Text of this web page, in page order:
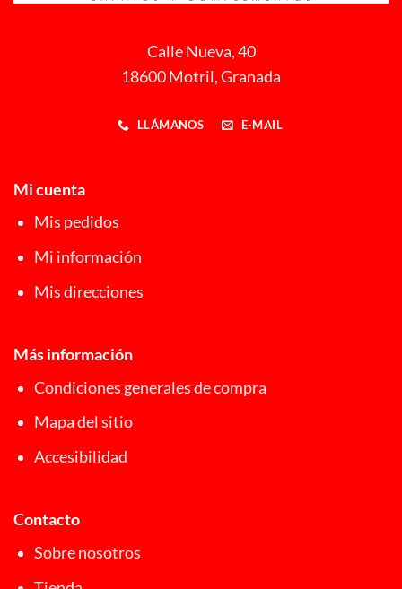
Calle Nueva, 40
18600 Motril, Granada
LLÁMANOS E-MAIL
Mi cuenta
Mis pedidos
Mi información
Mis direcciones
Más información
Condiciones generales de compra
Mapa del sitio
Accesibilidad
Contacto
Sobre nosotros